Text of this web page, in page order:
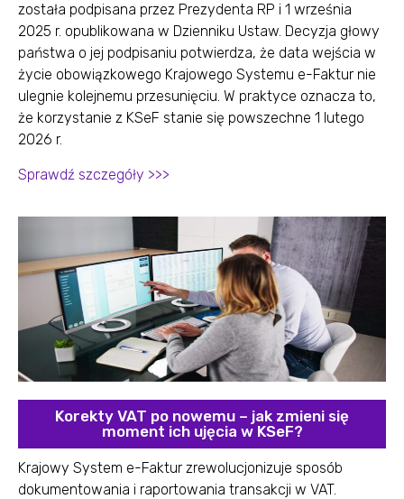
została podpisana przez Prezydenta RP i 1 września
2025 r. opublikowana w Dzienniku Ustaw. Decyzja głowy
państwa o jej podpisaniu potwierdza, że data wejścia w
życie obowiązkowego Krajowego Systemu e-Faktur nie
ulegnie kolejnemu przesunięciu. W praktyce oznacza to,
że korzystanie z KSeF stanie się powszechne 1 lutego
2026 r.
Sprawdź szczegóły >>>
Korekty VAT po nowemu – jak zmieni się
moment ich ujęcia w KSeF?
Krajowy System e-Faktur zrewolucjonizuje sposób
dokumentowania i raportowania transakcji w VAT.